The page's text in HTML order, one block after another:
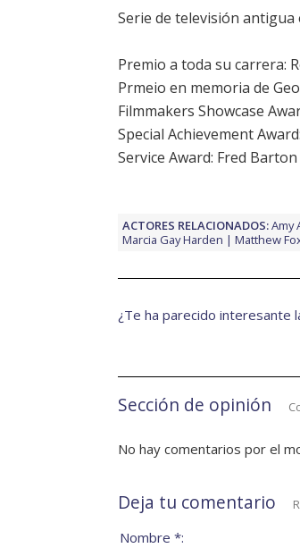
Serie de televisión antigua
Premio a toda su carrera:
Prmeio en memoria de
Filmmakers Showcase
Special Achievement
Service Award: Fred Barton
ACTORES RELACIONADOS:Amy
Marcia Gay Harden
Matthew
¿Te ha parecido interesante
Sección de opinión
No hay comentarios por el
Deja tu comentario
Nombre *: